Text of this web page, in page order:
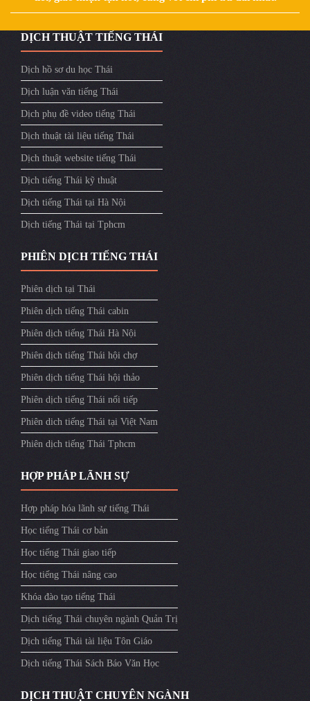
DỊCH THUẬT TIẾNG THÁI
Dịch hồ sơ du học Thái
Dịch luận văn tiếng Thái
Dịch phụ đề video tiếng Thái
Dịch thuật tài liệu tiếng Thái
Dịch thuật website tiếng Thái
Dịch tiếng Thái kỹ thuật
Dịch tiếng Thái tại Hà Nội
Dịch tiếng Thái tại Tphcm
PHIÊN DỊCH TIẾNG THÁI
Phiên dịch tại Thái
Phiên dịch tiếng Thái cabin
Phiên dịch tiếng Thái Hà Nội
Phiên dịch tiếng Thái hội chợ
Phiên dịch tiếng Thái hội thảo
Phiên dịch tiếng Thái nối tiếp
Phiên dich tiếng Thái tại Việt Nam
Phiên dịch tiếng Thái Tphcm
HỢP PHÁP LÃNH SỰ
Hợp pháp hóa lãnh sự tiếng Thái
Học tiếng Thái cơ bản
Học tiếng Thái giao tiếp
Học tiếng Thái nâng cao
Khóa đào tạo tiếng Thái
Dịch tiếng Thái chuyên ngành Quản Trị
Dịch tiếng Thái tài liệu Tôn Giáo
Dịch tiếng Thái Sách Báo Văn Học
DỊCH THUẬT CHUYÊN NGÀNH